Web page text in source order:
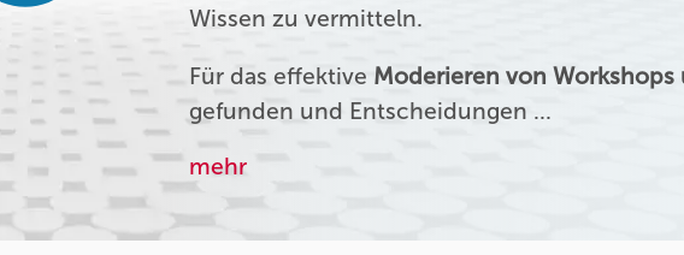
Wissen zu vermitteln.
Für das effektive Moderieren von Workshops
gefunden und Entscheidungen …
mehr